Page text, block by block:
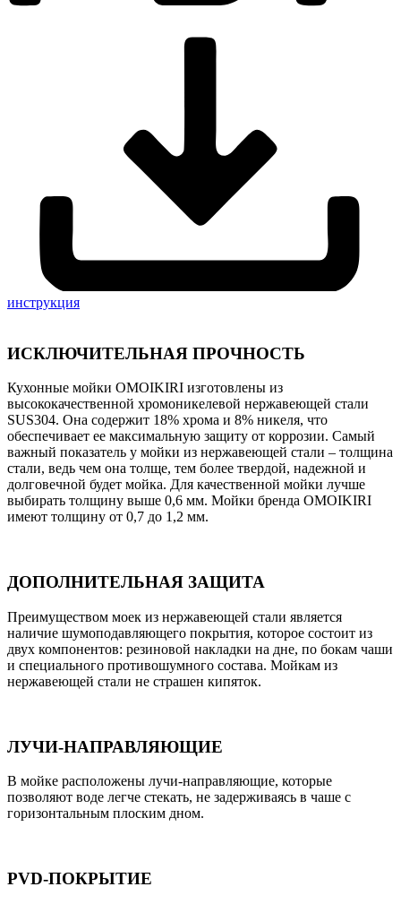
инструкция
ИСКЛЮЧИТЕЛЬНАЯ ПРОЧНОСТЬ
Кухонные мойки OMOIKIRI изготовлены из
высококачественной хромоникелевой нержавеющей стали
SUS304. Она содержит 18% хрома и 8% никеля, что
обеспечивает ее максимальную защиту от коррозии. Самый
важный показатель у мойки из нержавеющей стали – толщина
стали, ведь чем она толще, тем более твердой, надежной и
долговечной будет мойка. Для качественной мойки лучше
выбирать толщину выше 0,6 мм. Мойки бренда OMOIKIRI
имеют толщину от 0,7 до 1,2 мм.
ДОПОЛНИТЕЛЬНАЯ ЗАЩИТА
Преимуществом моек из нержавеющей стали является
наличие шумоподавляющего покрытия, которое состоит из
двух компонентов: резиновой накладки на дне, по бокам чаши
и специального противошумного состава. Мойкам из
нержавеющей стали не страшен кипяток.
ЛУЧИ-НАПРАВЛЯЮЩИЕ
В мойке расположены лучи-направляющие, которые
позволяют воде легче стекать, не задерживаясь в чаше с
горизонтальным плоским дном.
PVD-ПОКРЫТИЕ